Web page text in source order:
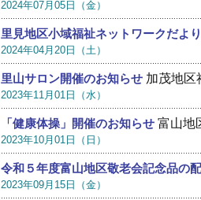
2024年07月05日（金）
里見地区小域福祉ネットワークだよ
2024年04月20日（土）
里山サロン開催のお知らせ 加茂地区
2023年11月01日（水）
「健康体操」開催のお知らせ 富山地
2023年10月01日（日）
令和５年度富山地区敬老会記念品の
2023年09月15日（金）